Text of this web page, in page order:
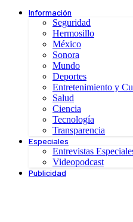
Información
Seguridad
Hermosillo
México
Sonora
Mundo
Deportes
Entretenimiento y
Salud
Ciencia
Tecnología
Transparencia
Especiales
Entrevistas
Videopodcast
Publicidad